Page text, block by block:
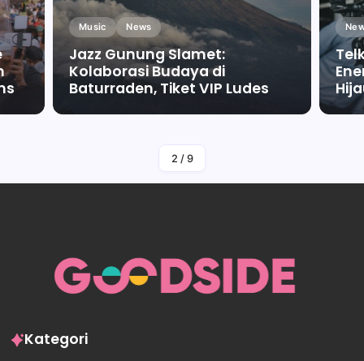
Music News
Jazz Gunung Slamet:
Kolaborasi Budaya di
Baturraden, Tiket VIP Ludes
By Falah Malaika Az Zahra
2 / 9
Kategori